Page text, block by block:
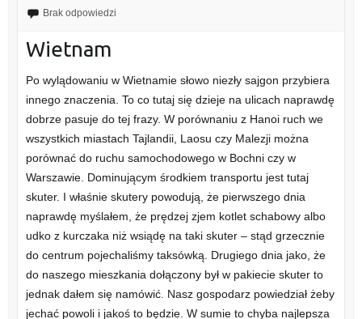
Brak odpowiedzi
Wietnam
Po wylądowaniu w Wietnamie słowo niezły sajgon przybiera
innego znaczenia. To co tutaj się dzieje na ulicach naprawdę
dobrze pasuje do tej frazy. W porównaniu z Hanoi ruch we
wszystkich miastach Tajlandii, Laosu czy Malezji można
porównać do ruchu samochodowego w Bochni czy w
Warszawie. Dominującym środkiem transportu jest tutaj
skuter. I właśnie skutery powodują, że pierwszego dnia
naprawdę myślałem, że prędzej zjem kotlet schabowy albo
udko z kurczaka niż wsiądę na taki skuter – stąd grzecznie
do centrum pojechaliśmy taksówką. Drugiego dnia jako, że
do naszego mieszkania dołączony był w pakiecie skuter to
jednak dałem się namówić. Nasz gospodarz powiedział żeby
jechać powoli i jakoś to będzie. W sumie to chyba najlepsza